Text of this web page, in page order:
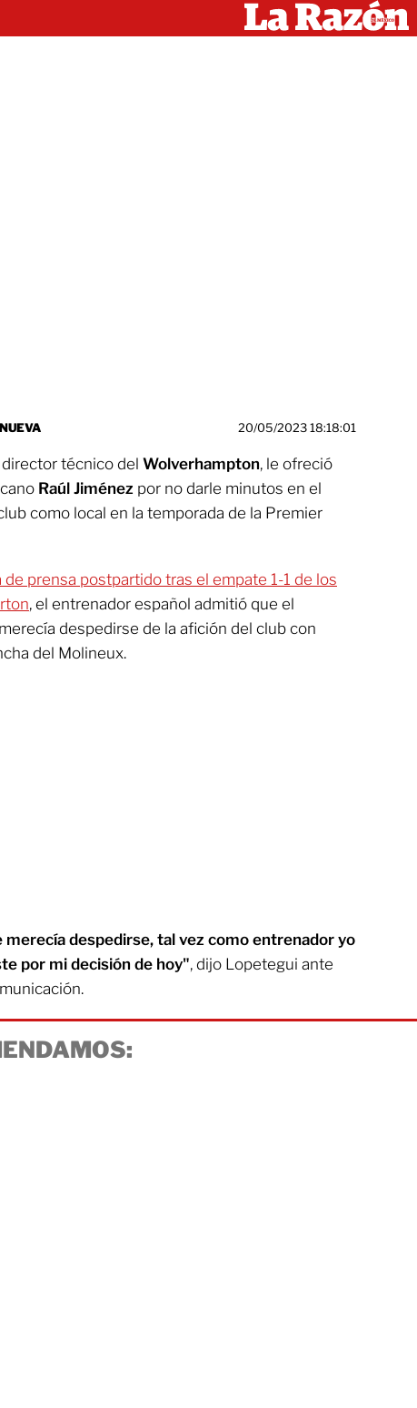
20/05/2023 18:18:01
director técnico del Wolverhampton, le ofreció
Raúl Jiménez por no darle minutos en el
como local en la temporada de la Premier
de prensa postpartido tras el empate 1-1 de los
, el entrenador español admitió que el
despedirse de la afición del club con
del Molineux.
merecía despedirse, tal vez como entrenador yo
por mi decisión de hoy", dijo Lopetegui ante